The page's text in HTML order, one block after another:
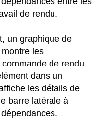
de rendu.
un graphique de
les
de rendu.
dans un
les détails de
barre latérale à